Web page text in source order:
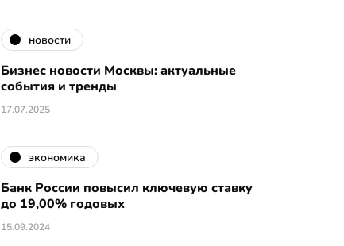
новости
Бизнес новости Москвы: актуальные
события и тренды
17.07.2025
экономика
Банк России повысил ключевую ставку
до 19,00% годовых
15.09.2024